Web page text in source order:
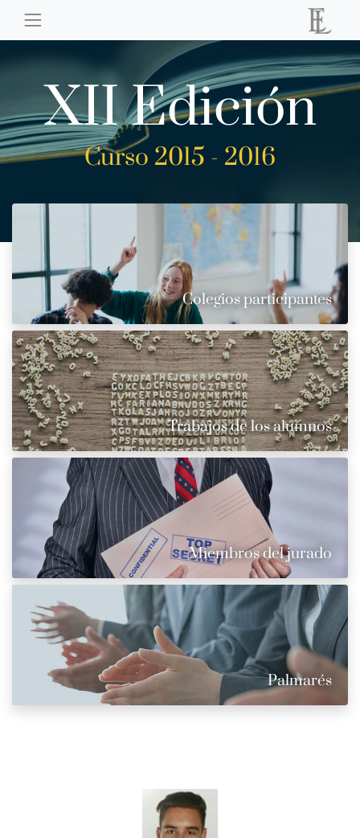
XII Edición
Curso 2015 - 2016
Colegios participantes
Trabajos de los alumnos
Miembros del jurado
Palmarés